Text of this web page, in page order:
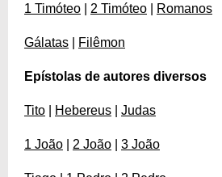
1 Timóteo 2 Timóteo Romanos
Gálatas Filêmon
Epístolas de autores diversos
Tito Hebereus Judas
1 João 2 João 3 João